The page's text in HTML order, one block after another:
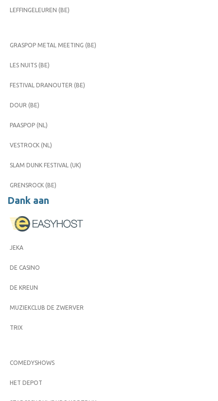
LEFFINGELEUREN (BE)
GRASPOP METAL MEETING (BE)
LES NUITS (BE)
FESTIVAL DRANOUTER (BE)
DOUR (BE)
PAASPOP (NL)
VESTROCK (NL)
SLAM DUNK FESTIVAL (UK)
GRENSROCK (BE)
Dank aan
JEKA
DE CASINO
DE KREUN
MUZIEKCLUB DE ZWERVER
TRIX
COMEDYSHOWS
HET DEPOT